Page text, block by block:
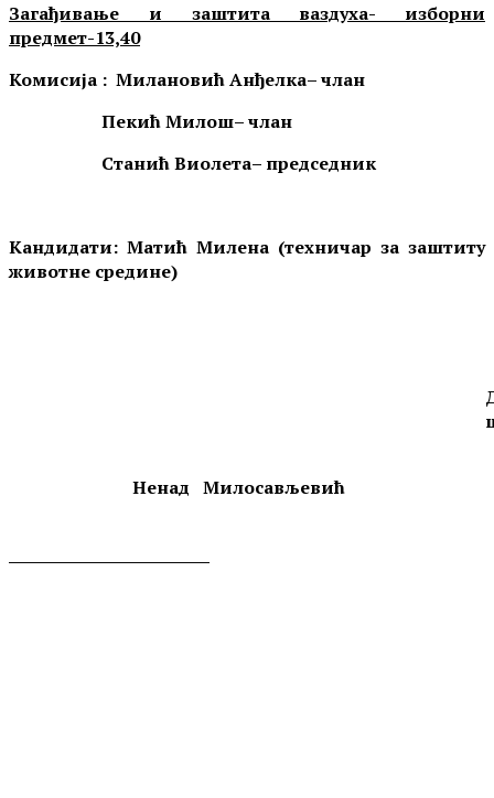
Загађивање и заштита ваздуха- изборни
предмет-13,40
Комисија : Милановић Анђелка– члан
Пекић Милош– члан
Станић Виолета– председник
Кандидати: Матић Милена (техничар за заштиту
животне средине)
Ненад Милосављевић